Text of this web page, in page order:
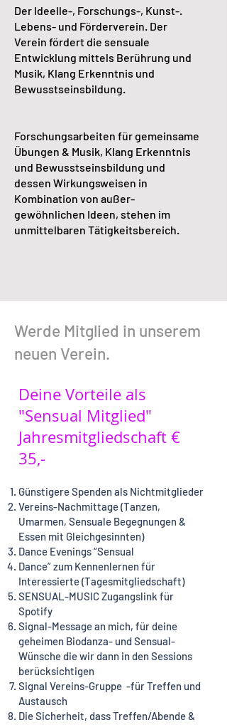
Der Ideelle-, Forschungs-, Kunst-.
Lebens- und Förderverein. Der
Verein fördert die sensuale
Entwicklung mittels Berührung und
Musik, Klang Erkenntnis und
Bewusstseinsbildung.
Forschungsarbeiten für gemeinsame
Übungen & Musik, Klang Erkenntnis
und Bewusstseinsbildung und
dessen Wirkungsweisen in
Kombination von außer-
gewöhnlichen Ideen, stehen im
unmittelbaren Tätigkeitsbereich.
Werde Mitglied in unserem
neuen Verein.
Deine Vorteile als
"Sensual Mitglied"
Jahresmitgliedschaft €
35,-
Günstigere Spenden als Nichtmitglieder
Vereins-Nachmittage (Tanzen,
Umarmen, Sensuale Begegnungen &
Essen mit Gleichgesinnten)
Dance Evenings “Sensual
Dance” zum Kennenlernen für
Interessierte (Tagesmitgliedschaft)
SENSUAL-MUSIC Zugangslink für
Spotify
Signal-Message an mich, für deine
geheimen Biodanza- und Sensual-
Wünsche die wir dann in den Sessions
berücksichtigen
Signal Vereins-Gruppe -für Treffen und
Austausch
Die Sicherheit, dass Treffen/Abende &